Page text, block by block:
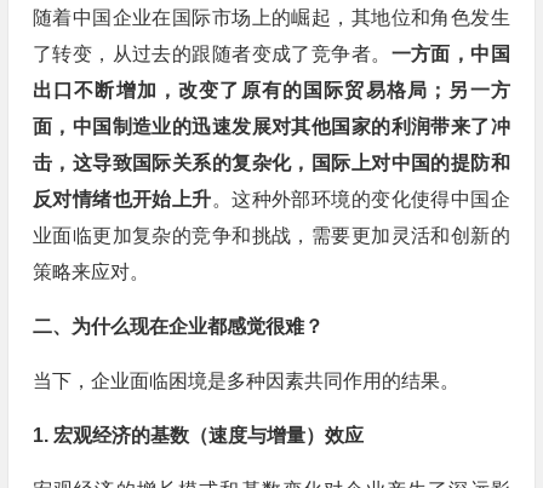
随着中国企业在国际市场上的崛起，其地位和角色发生
了转变，从过去的跟随者变成了竞争者。 一方面，中国
出口不断增加，改变了原有的国际贸易格局；另一方
面，中国制造业的迅速发展对其他国家的利润带来了冲
击，这导致国际关系的复杂化，国际上对中国的提防和
反对情绪也开始上升。这种外部环境的变化使得中国企
业面临更加复杂的竞争和挑战，需要更加灵活和创新的
策略来应对。
二、为什么现在企业都感觉很难？
当下，企业面临困境是多种因素共同作用的结果。
1. 宏观经济的基数（速度与增量）效应